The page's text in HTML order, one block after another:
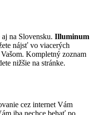
na Slovensku. Illuminum
nájsť vo viacerých
Kompletný zoznam
nižšie na stránke.
cez internet Vám
iba nechce behať po